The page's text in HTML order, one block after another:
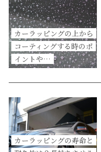
カーラッピングの上から
コーティングする時のポ
イントや…
カーラッピングの寿命と